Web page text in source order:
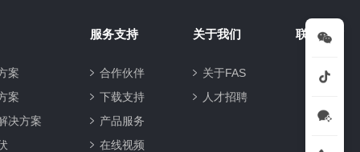
案
案
决方案
服务支持
合作伙伴
下载支持
产品服务
在线视频
关于我们
关于FAS
人才招聘
联系方式